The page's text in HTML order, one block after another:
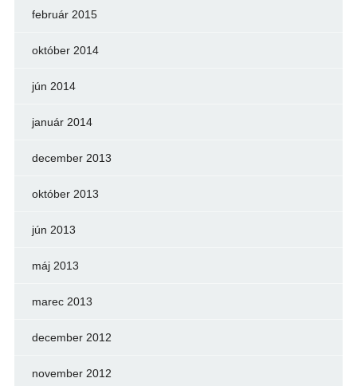
február 2015
október 2014
jún 2014
január 2014
december 2013
október 2013
jún 2013
máj 2013
marec 2013
december 2012
november 2012